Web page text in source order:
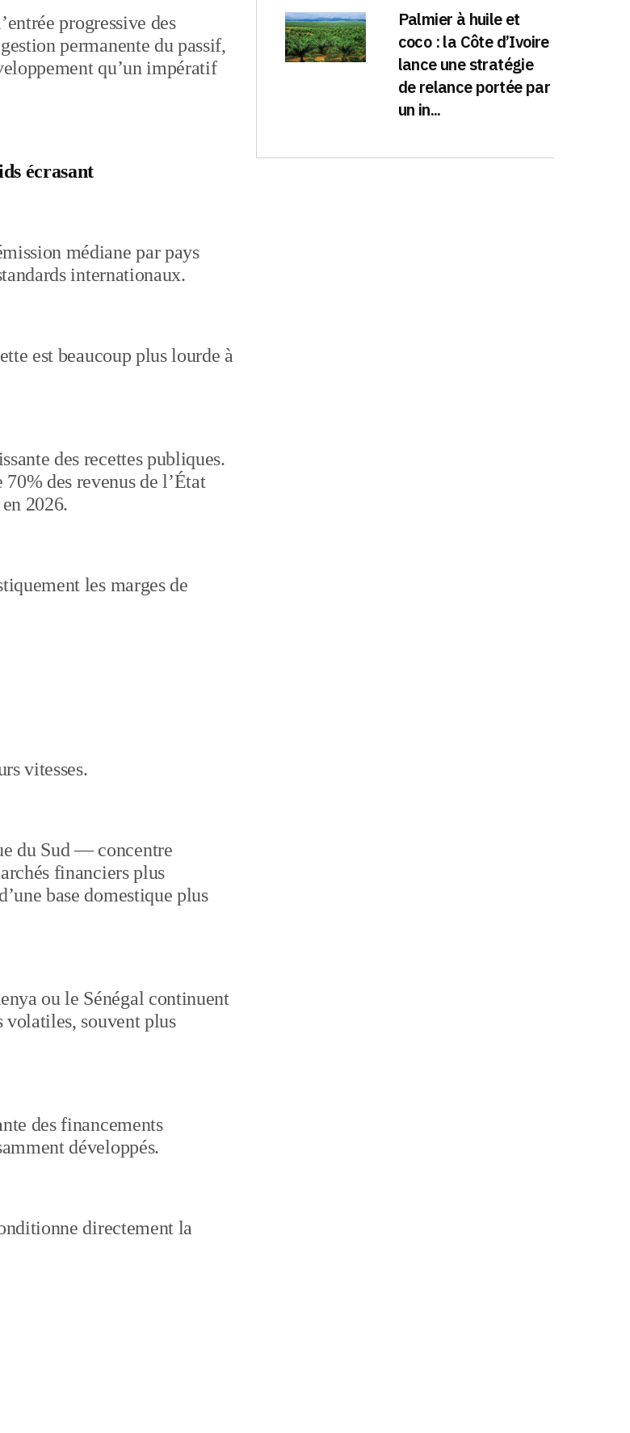
progressive des
permanente du passif,
qu’un impératif
écrasant
médiane par pays
internationaux.
est beaucoup plus lourde à
des recettes publiques.
des revenus de l’État
2026.
les marges de
vitesses.
du Sud — concentre
financiers plus
base domestique plus
ou le Sénégal continuent
volatiles, souvent plus
des financements
développés.
directement la
Palmier à huile et
coco : la Côte d’Ivoire
lance une stratégie
de relance portée par
un in...